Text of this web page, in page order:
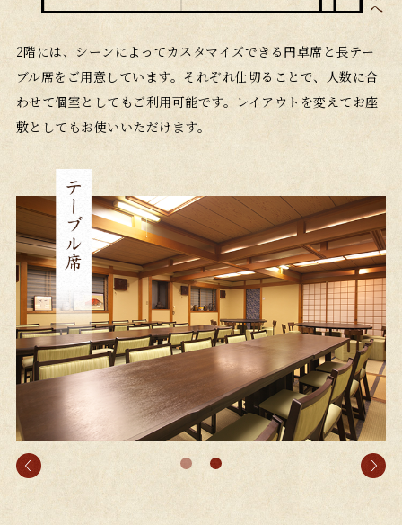
2階には、シーンによってカスタマイズできる円卓席と長テー
ブル席をご用意しています。それぞれ仕切ることで、人数に合
わせて個室としてもご利用可能です。レイアウトを変えてお座
敷としてもお使いいただけます。